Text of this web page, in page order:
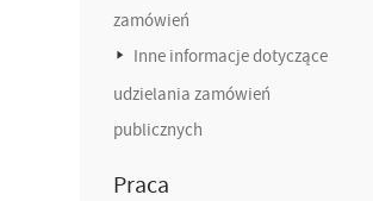
zamówień
Inne informacje dotyczące
udzielania zamówień
publicznych
Praca